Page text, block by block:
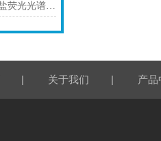
工厂直销DF-2000硅酸盐荧光光谱仪技术参数
| 关于我们 | 产品